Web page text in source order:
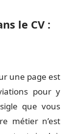
le CV :
une page est
pour y
que vous
métier n’est